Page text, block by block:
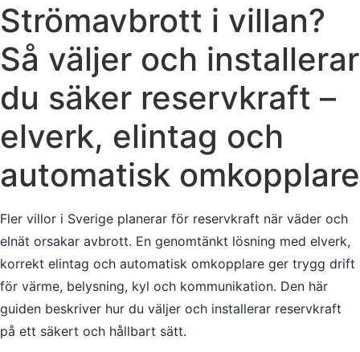
Strömavbrott i villan?
Så väljer och installerar
du säker reservkraft –
elverk, elintag och
automatisk omkopplare
Fler villor i Sverige planerar för reservkraft när väder och
elnät orsakar avbrott. En genomtänkt lösning med elverk,
korrekt elintag och automatisk omkopplare ger trygg drift
för värme, belysning, kyl och kommunikation. Den här
guiden beskriver hur du väljer och installerar reservkraft
på ett säkert och hållbart sätt.